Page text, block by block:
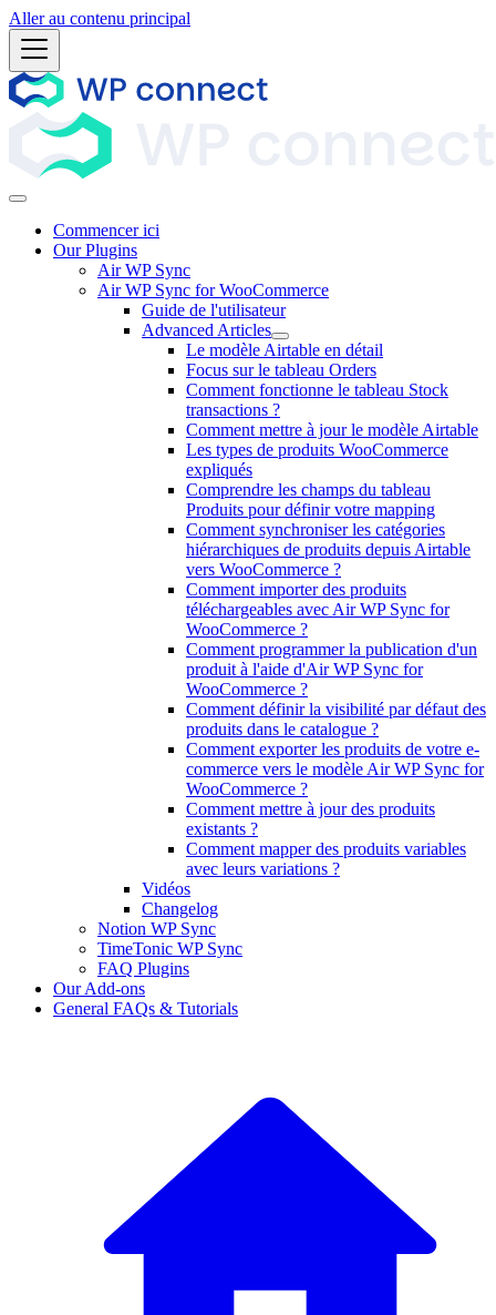
Aller au contenu principal
Commencer ici
Our Plugins
Air WP Sync
Air WP Sync for WooCommerce
Guide de l'utilisateur
Advanced Articles
Le modèle Airtable en détail
Focus sur le tableau Orders
Comment fonctionne le tableau Stock
transactions ?
Comment mettre à jour le modèle Airtable
Les types de produits WooCommerce
expliqués
Comprendre les champs du tableau
Produits pour définir votre mapping
Comment synchroniser les catégories
hiérarchiques de produits depuis Airtable
vers WooCommerce ?
Comment importer des produits
téléchargeables avec Air WP Sync for
WooCommerce ?
Comment programmer la publication d'un
produit à l'aide d'Air WP Sync for
WooCommerce ?
Comment définir la visibilité par défaut des
produits dans le catalogue ?
Comment exporter les produits de votre e-
commerce vers le modèle Air WP Sync for
WooCommerce ?
Comment mettre à jour des produits
existants ?
Comment mapper des produits variables
avec leurs variations ?
Vidéos
Changelog
Notion WP Sync
TimeTonic WP Sync
FAQ Plugins
Our Add-ons
General FAQs & Tutorials